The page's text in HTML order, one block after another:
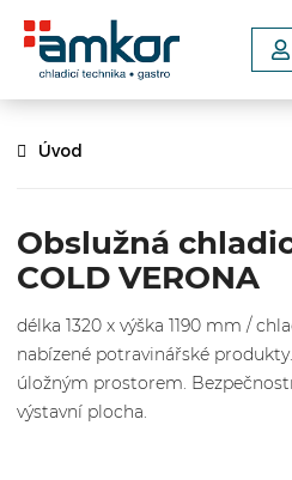
Úvod
Obslužná
COLD VERONA
délka 1320 x výška 1190 mm /
nabízené potravinářské
úložným prostorem.
výstavní plocha.